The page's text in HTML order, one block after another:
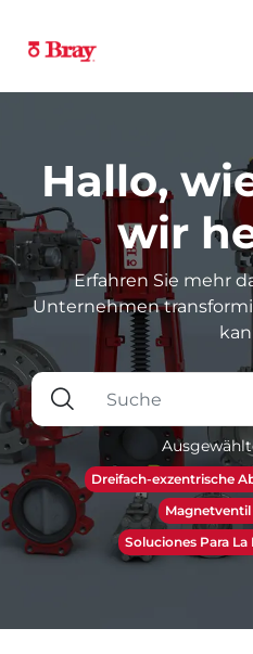
Hallo,
wir
Erfahren Sie mehr
Unternehmen
Dreifach-exzentrische
Magnetventil
Soluciones Para